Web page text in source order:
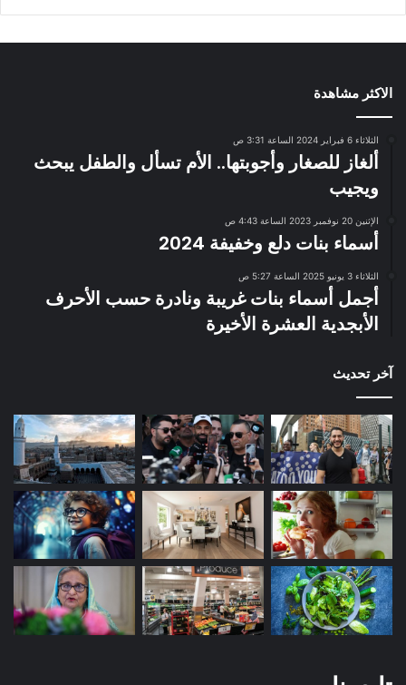
الاكثر مشاهدة
الثلاثاء 6 فبراير 2024 الساعة 3:31 ص
ألغاز للصغار وأجوبتها.. الأم تسأل والطفل يبحث
ويجيب
الإثنين 20 نوفمبر 2023 الساعة 4:43 ص
أسماء بنات دلع وخفيفة 2024
الثلاثاء 3 يونيو 2025 الساعة 5:27 ص
أجمل أسماء بنات غريبة ونادرة حسب الأحرف
الأبجدية العشرة الأخيرة
آخر تحديث